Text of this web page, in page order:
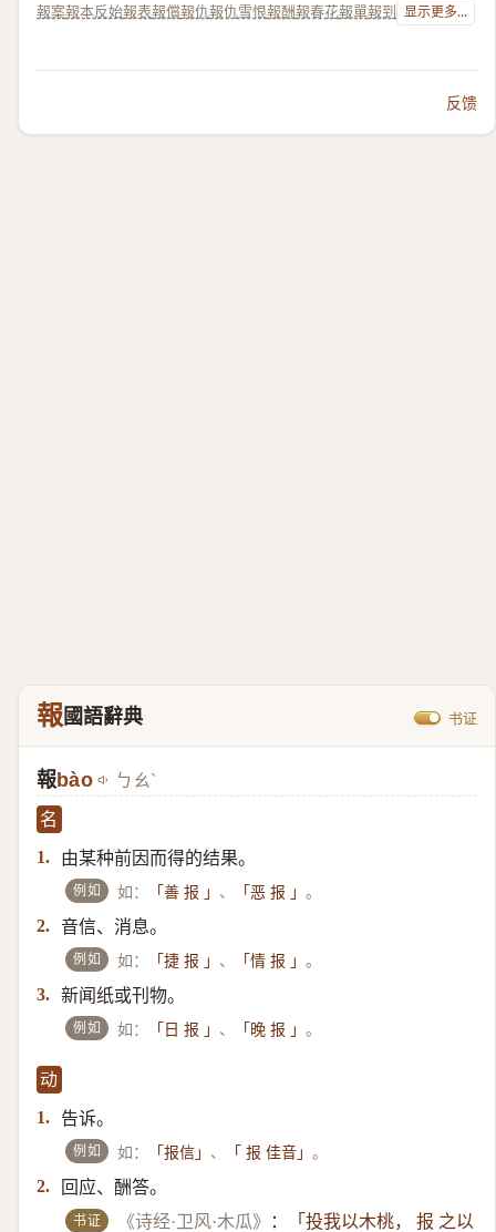
報案報本反始報表報償報仇報仇雪恨報酬報春花報單報到 显示更多...
反馈
報國語辭典 书证
報bào ㄅㄠˋ
名
1.
由某种前因而得的结果。
例如 如： 「善 报 」 、 「恶 报 」。
2. 音信、消息。
例如 如： 「捷 报 」 、 「情 报 」。
3. 新闻纸或刊物。
例如 如： 「日 报 」 、 「晚 报 」。
动
1.
告诉。
例如 如： 「报信」 、 「 报 佳音」。
2. 回应、酬答。
书证 《诗经·卫风·木瓜》 ：
「投我以木桃， 报 之以